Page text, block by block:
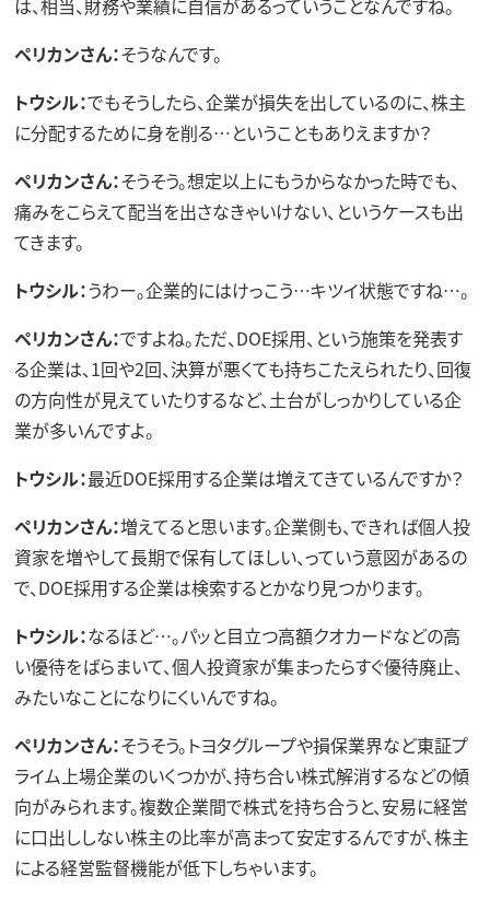
は、相当、財務や業績に自信があるっていうことなんですね。
ペリカンさん：そうなんです。
トウシル：でもそうしたら、企業が損失を出しているのに、株主
に分配するために身を削る…ということもありえますか？
ペリカンさん：そうそう。想定以上にもうからなかった時でも、
痛みをこらえて配当を出さなきゃいけない、というケースも出
てきます。
トウシル：うわー。企業的にはけっこう…キツイ状態ですね…。
ペリカンさん：ですよね。ただ、DOE採用、という施策を発表す
る企業は、1回や2回、決算が悪くても持ちこたえられたり、回復
の方向性が見えていたりするなど、土台がしっかりしている企
業が多いんですよ。
トウシル：最近DOE採用する企業は増えてきているんですか？
ペリカンさん：増えてると思います。企業側も、できれば個人投
資家を増やして長期で保有してほしい、っていう意図があるの
で、DOE採用する企業は検索するとかなり見つかります。
トウシル：なるほど…。パッと目立つ高額クオカードなどの高
い優待をばらまいて、個人投資家が集まったらすぐ優待廃止、
みたいなことになりにくいんですね。
ペリカンさん：そうそう。トヨタグループや損保業界など東証プ
ライム上場企業のいくつかが、持ち合い株式解消するなどの傾
向がみられます。複数企業間で株式を持ち合うと、安易に経営
に口出ししない株主の比率が高まって安定するんですが、株主
による経営監督機能が低下しちゃいます。